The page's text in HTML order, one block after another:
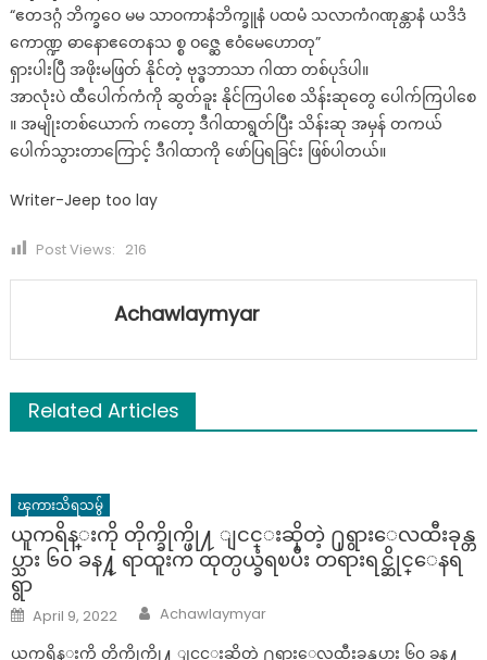
“ဧတဒဂ္ဂံ ဘိက္ခဝေ မမ သာဝကာနံဘိက္ခူနံ ပထမံ သလာကံဂဏုန္တာနံ ယဒိဒံ
ကောဏ္ဍ ဓာနောဧတေနသ စ္စ ဝဇ္ဆေ ဧဝံမေဟောတု”
ရှားပါးပြီ အဖိုးမဖြတ် နိုင်တဲ့ ဗုဒ္ဓဘာသာ ဂါထာ တစ်ပုဒ်ပါ။
အာလုံးပဲ ထီပေါက်ကံကို ဆွတ်ခူး နိုင်ကြပါစေ သိန်းဆုတွေ ပေါက်ကြပါစေ
။ အမျိုးတစ်ယောက် ကတော့ ဒီဂါထာရွတ်ပြီး သိန်းဆု အမှန် တကယ်
ပေါက်သွားတာကြောင့် ဒီဂါထာကို ဖော်ပြရခြင်း ဖြစ်ပါတယ်။
Writer-Jeep too lay
Post Views: 216
Achawlaymyar
Related Articles
ၾကားသိရသမွ်
ယူကရိန္းကို တိုက္ခိုက္ဖို႔ ျငင္းဆိုတဲ့ ႐ုရွားေလထီးခုန္တ
ပ္သား ၆၀ ခန႔္ ရာထူးက ထုတ္ပယ္ခံရၿပီး တရားရင္ဆိုင္ေနရ
ရွာ
Posted
on
April 9, 2022 Author
Achawlaymyar
ယူကရိန္းကို တိုက္ခိုက္ဖို႔ ျငင္းဆိုတဲ့ ႐ုရွားေလထီးခုန္တပ္သား ၆၀ ခန႔္